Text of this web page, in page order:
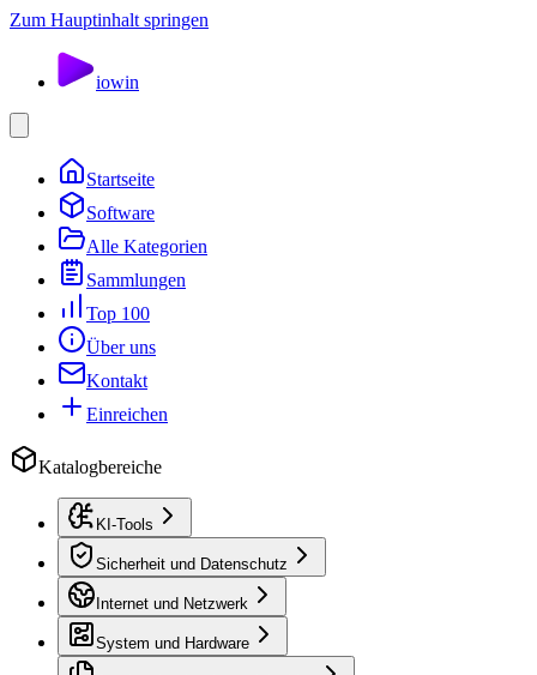
Zum Hauptinhalt springen
iowin
Startseite
Software
Alle Kategorien
Sammlungen
Top 100
Über uns
Kontakt
Einreichen
Katalogbereiche
KI-Tools
Sicherheit und Datenschutz
Internet und Netzwerk
System und Hardware